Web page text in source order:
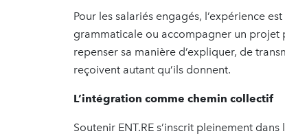
Pour les salariés engagés, l’expérience
grammaticale ou accompagner un projet
repenser sa manière d’expliquer, de
reçoivent autant qu’ils donnent.
L’intégration comme chemin collectif
Soutenir ENT.RE s’inscrit pleinement